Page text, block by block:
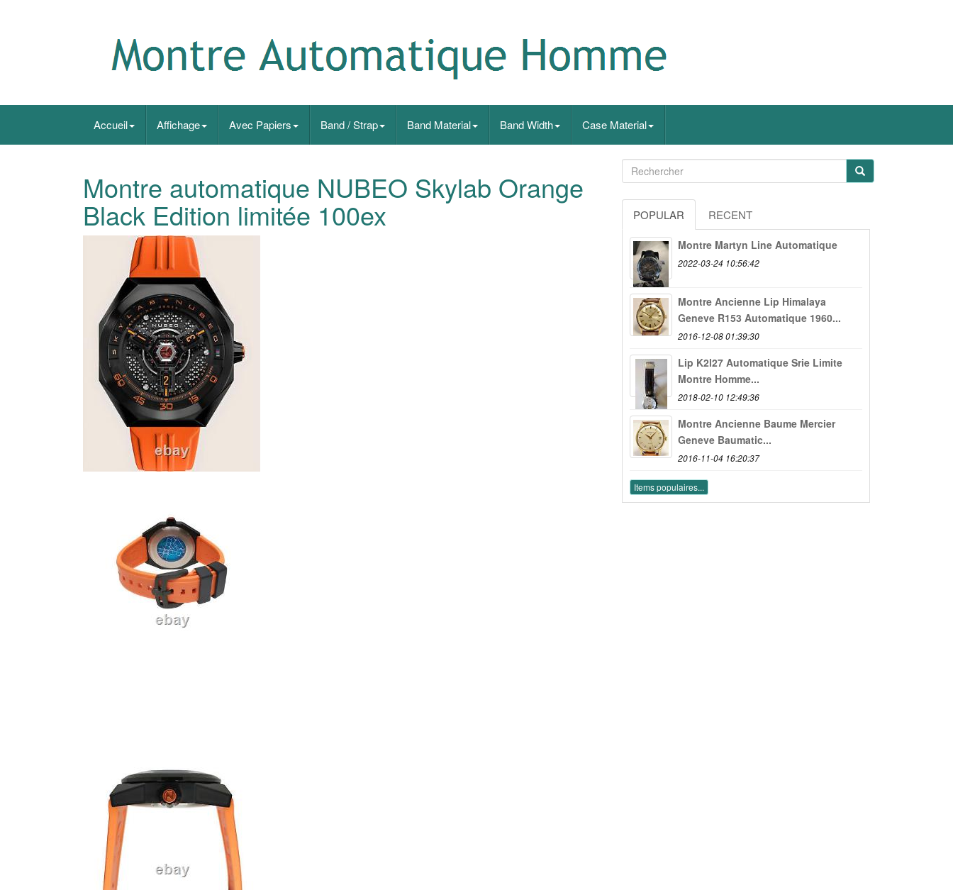
Accueil Affichage Avec Papiers Band / Strap Band Material Band Width Case Material
Montre automatique NUBEO Skylab Orange
Black Edition limitée 100ex POPULAR RECENT
Montre Martyn Line Automatique
2022-03-24 10:56:42
Montre Ancienne Lip Himalaya
Geneve R153 Automatique 1960...
2016-12-08 01:39:30
Lip K2l27 Automatique Srie Limite
Montre Homme...
2018-02-10 12:49:36
Montre Ancienne Baume Mercier
Geneve Baumatic...
2016-11-04 16:20:37
Items populaires...